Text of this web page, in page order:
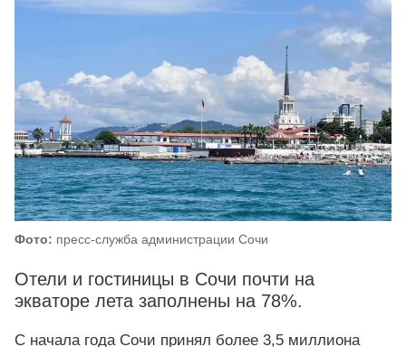
Фото: пресс-служба администрации Сочи
Отели и гостиницы в Сочи почти на
экваторе лета заполнены на 78%.
С начала года Сочи принял более 3,5 миллиона